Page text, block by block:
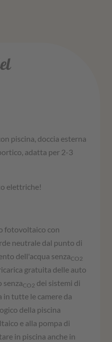
piscina, doccia esterna
adatta per 2-3
elettriche!
fotovoltaico con
neutrale dal punto di
dell'acqua senzaCO2
gratuita delle auto
senzaCO2 dei sistemi di
tutte le camere da
della piscina
e alla pompa di
in piscina anche in